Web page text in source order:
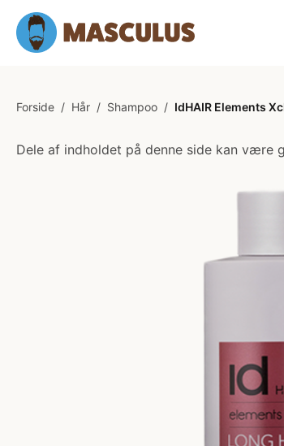
Forside / Hår / Shampoo / IdHAIR Elements
Dele af indholdet på denne side kan være